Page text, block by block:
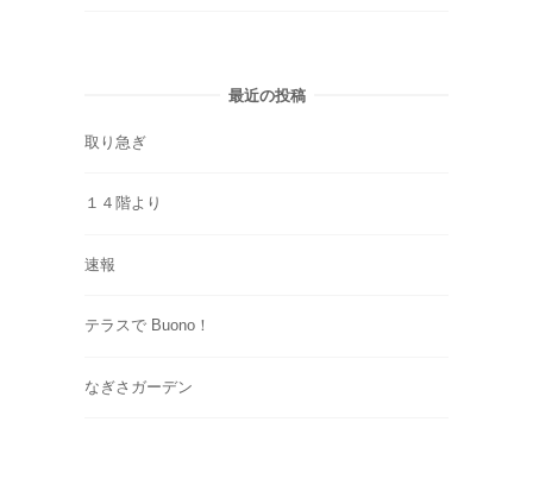
最近の投稿
取り急ぎ
１４階より
速報
テラスで Buono！
なぎさガーデン